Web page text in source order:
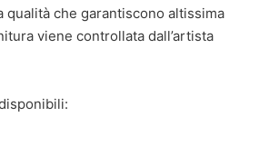
qualità che garantiscono altissima
viene controllata dall’artista